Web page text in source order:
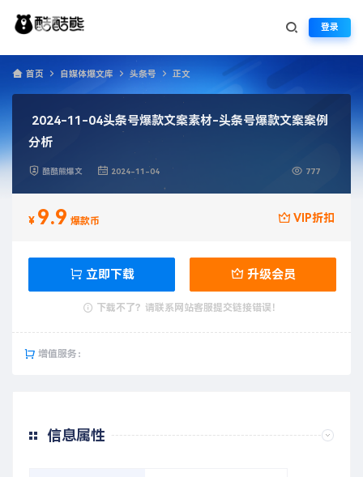
登录
首页 自媒体爆文库 头条号 正文
2024-11-04头条号爆款文案素材-头条号爆款文案案例
分析
酷酷熊爆文 2024-11-04 777
¥ 9.9 爆款币 VIP折扣
立即下载 升级会员
下载不了？请联系网站客服提交链接错误！
增值服务：
信息属性